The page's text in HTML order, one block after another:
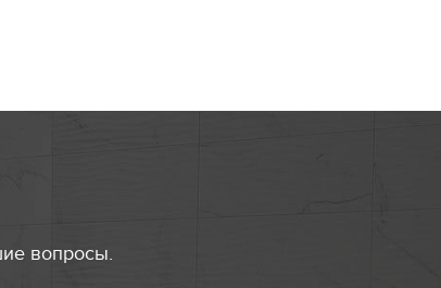
вопросы.